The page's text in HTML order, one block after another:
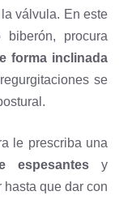
válvula. En este
procura
forma inclinada
se
le prescriba una
espesantes y
que dar con